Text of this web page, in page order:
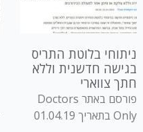
ניתוחי בלוטת התריס
בגישה חדשנית וללא
חתך צווארי
פורסם באתר Doctors
Only בתאריך 01.04.19